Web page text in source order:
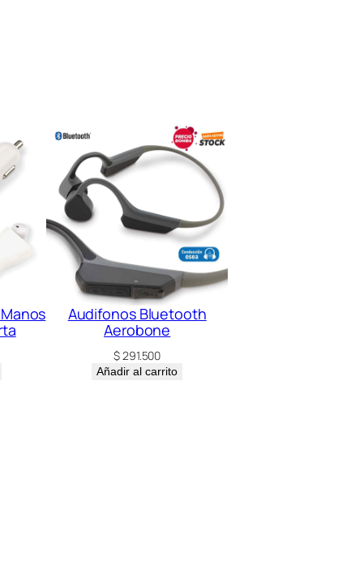
Audifonos Bluetooth
Aerobone
$291.500
Añadir al carrito